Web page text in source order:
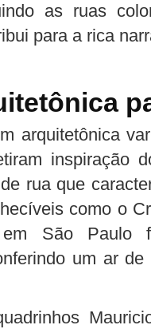
as ruas
para a rica
arquitetônica
inspiração
rua que
como o
São Paulo
um ar